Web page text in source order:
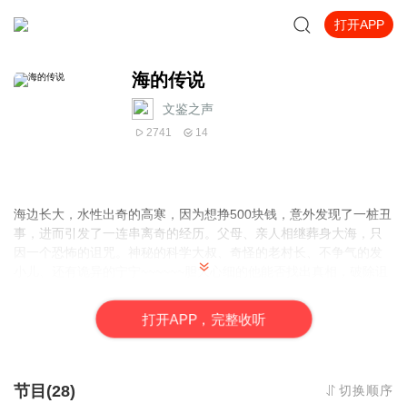
打开APP
海的传说
文鉴之声
2741 14
海边长大，水性出奇的高寒，因为想挣500块钱，意外发现了一桩丑
事，进而引发了一连串离奇的经历。父母、亲人相继葬身大海，只
小儿、还有诡异的宁宁~~~~~~胆大心细的他能否找出真相，破除诅
打开APP，完整收听
节目(28) 切换顺序